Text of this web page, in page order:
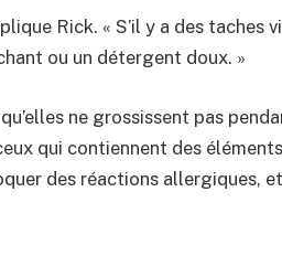
Rick. « S’il y a des taches
ou un détergent doux. »
ne grossissent pas
qui contiennent des
des réactions allergiques,